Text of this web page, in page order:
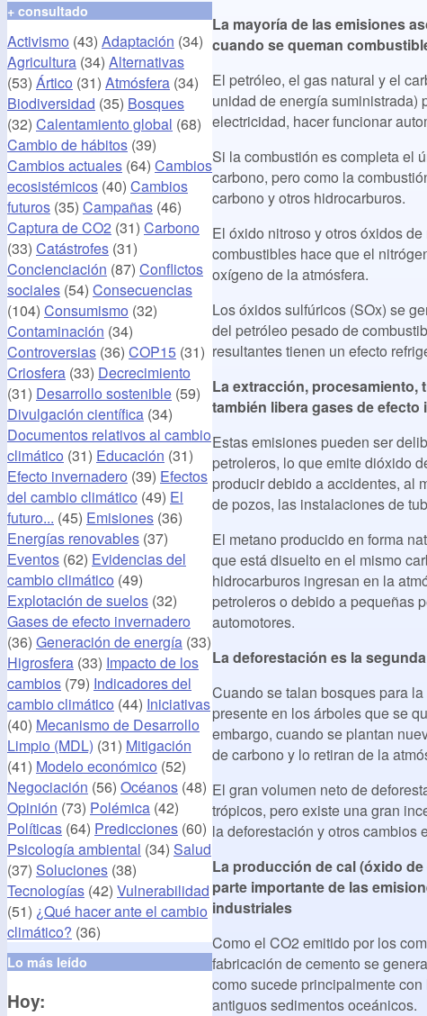
La mayoría de las emisiones
cuando se queman
El petróleo, el gas natural y el
unidad de energía suministrada)
electricidad, hacer funcionar
Si la combustión es completa el
carbono, pero como la
carbono y otros hidrocarburos.
El óxido nitroso y otros óxidos
combustibles hace que el
oxígeno de la atmósfera.
Los óxidos sulfúricos (SOx) se
del petróleo pesado de
resultantes tienen un efecto
La extracción,
también libera gases de efecto
Estas emisiones pueden ser
petroleros, lo que emite dióxido
producir debido a accidentes, al
de pozos, las instalaciones de
El metano producido en forma
que está disuelto en el mismo
hidrocarburos ingresan en la
petroleros o debido a pequeñas
automotores.
La deforestación es la
Cuando se talan bosques para
presente en los árboles que se
embargo, cuando se plantan
de carbono y lo retiran de la
El gran volumen neto de
trópicos, pero existe una gran
la deforestación y otros cambios
La producción de cal (óxido
parte importante de las
industriales
Como el CO2 emitido por los
fabricación de cemento se
como sucede principalmente
antiguos sedimentos oceánicos.
+ consultado
Activismo (43) Adaptación (34)
Agricultura (34) Alternativas
(53) Ártico (31) Atmósfera (34)
Biodiversidad (35) Bosques
(32) Calentamiento global (68)
Cambio de hábitos (39)
Cambios actuales (64) Cambios
ecosistémicos (40) Cambios
futuros (35) Campañas (46)
Captura de CO2 (31) Carbono
(33) Catástrofes (31)
Concienciación (87) Conflictos
sociales (54) Consecuencias
(104) Consumismo (32)
Contaminación (34)
Controversias (36) COP15 (31)
Criosfera (33) Decrecimiento
(31) Desarrollo sostenible (59)
Divulgación científica (34)
Documentos relativos al cambio
climático (31) Educación (31)
Efecto invernadero (39) Efectos
del cambio climático (49) El
futuro... (45) Emisiones (36)
Energías renovables (37)
Eventos (62) Evidencias del
cambio climático (49)
Explotación de suelos (32)
Gases de efecto invernadero
(36) Generación de energía (33)
Higrosfera (33) Impacto de los
cambios (79) Indicadores del
cambio climático (44) Iniciativas
(40) Mecanismo de Desarrollo
Limpio (MDL) (31) Mitigación
(41) Modelo económico (52)
Negociación (56) Océanos (48)
Opinión (73) Polémica (42)
Políticas (64) Predicciones (60)
Psicología ambiental (34) Salud
(37) Soluciones (38)
Tecnologías (42) Vulnerabilidad
(51) ¿Qué hacer ante el cambio
climático? (36)
Lo más leído
Hoy: